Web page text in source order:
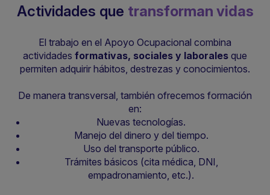
Actividades que transforman vidas
El trabajo en el Apoyo Ocupacional combina
actividades formativas, sociales y laborales que
permiten adquirir hábitos, destrezas y conocimientos.
De manera transversal, también ofrecemos formación
en:
Nuevas tecnologías.
Manejo del dinero y del tiempo.
Uso del transporte público.
Trámites básicos (cita médica, DNI,
empadronamiento, etc.).